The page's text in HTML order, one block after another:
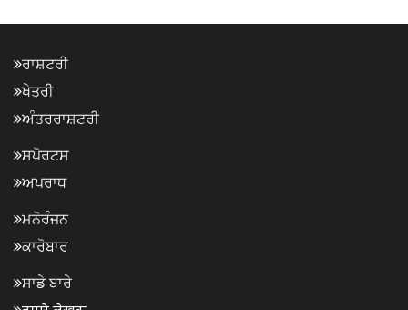
ਰਾਸ਼ਟਰੀ
ਖੇਤਰੀ
ਅੰਤਰਰਾਸ਼ਟਰੀ
ਸਪੋਰਟਸ
ਅਪਰਾਧ
ਮਨੋਰੰਜਨ
ਕਾਰੋਬਾਰ
ਸਾਡੇ ਬਾਰੇ